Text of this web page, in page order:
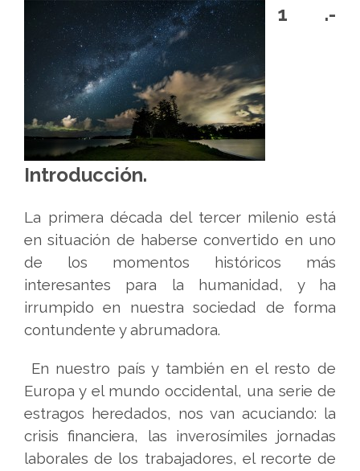
1 .-
Introducción.
La primera década del tercer milenio está
en situación de haberse convertido en uno
de los momentos históricos más
interesantes para la humanidad, y ha
irrumpido en nuestra sociedad de forma
contundente y abrumadora.
En nuestro país y también en el resto de
Europa y el mundo occidental, una serie de
estragos heredados, nos van acuciando: la
crisis financiera, las inverosímiles jornadas
laborales de los trabajadores, el recorte de